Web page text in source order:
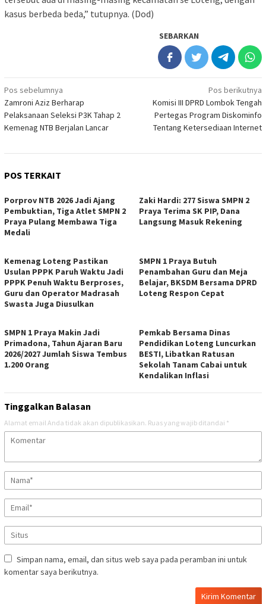
kasus berbeda beda,” tutupnya. (Dod)
SEBARKAN
Navigasi
pos
Pos sebelumnya
Zamroni Aziz Berharap
Pelaksanaan Seleksi P3K Tahap 2
Kemenag NTB Berjalan Lancar
Pos berikutnya
Komisi III DPRD Lombok Tengah
Pertegas Program Diskominfo
Tentang Ketersediaan Internet
POS TERKAIT
Porprov NTB 2026 Jadi Ajang
Pembuktian, Tiga Atlet SMPN 2
Praya Pulang Membawa Tiga
Medali
Zaki Hardi: 277 Siswa SMPN 2
Praya Terima SK PIP, Dana
Langsung Masuk Rekening
Kemenag Loteng Pastikan
Usulan PPPK Paruh Waktu Jadi
PPPK Penuh Waktu Berproses,
Guru dan Operator Madrasah
Swasta Juga Diusulkan
SMPN 1 Praya Butuh
Penambahan Guru dan Meja
Belajar, BKSDM Bersama DPRD
Loteng Respon Cepat
SMPN 1 Praya Makin Jadi
Primadona, Tahun Ajaran Baru
2026/2027 Jumlah Siswa Tembus
1.200 Orang
Pemkab Bersama Dinas
Pendidikan Loteng Luncurkan
BESTI, Libatkan Ratusan
Sekolah Tanam Cabai untuk
Kendalikan Inflasi
Tinggalkan Balasan
Alamat email Anda tidak akan dipublikasikan. Ruas yang wajib ditandai *
Simpan nama, email, dan situs web saya pada peramban ini untuk
komentar saya berikutnya.